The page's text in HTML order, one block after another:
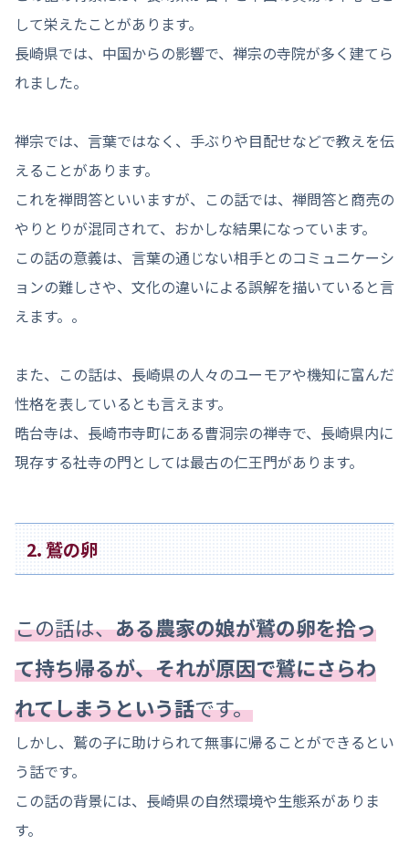
して栄えたことがあります。
長崎県では、中国からの影響で、禅宗の寺院が多く建てら
れました。
禅宗では、言葉ではなく、手ぶりや目配せなどで教えを伝
えることがあります。
これを禅問答といいますが、この話では、禅問答と商売の
やりとりが混同されて、おかしな結果になっています。
この話の意義は、言葉の通じない相手とのコミュニケーシ
ョンの難しさや、文化の違いによる誤解を描いていると言
えます。。
また、この話は、長崎県の人々のユーモアや機知に富んだ
性格を表しているとも言えます。
晧台寺は、長崎市寺町にある曹洞宗の禅寺で、長崎県内に
現存する社寺の門としては最古の仁王門があります。
2. 鷲の卵
この話は、ある農家の娘が鷲の卵を拾っ
て持ち帰るが、それが原因で鷲にさらわ
れてしまうという話です。
しかし、鷲の子に助けられて無事に帰ることができるとい
う話です。
この話の背景には、長崎県の自然環境や生態系がありま
す。